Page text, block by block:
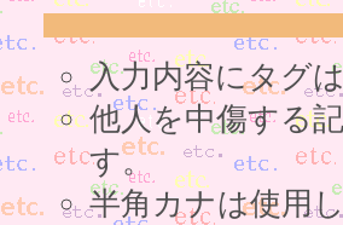
入力内容にタグ
他人を中傷する
す。
半角カナは使用